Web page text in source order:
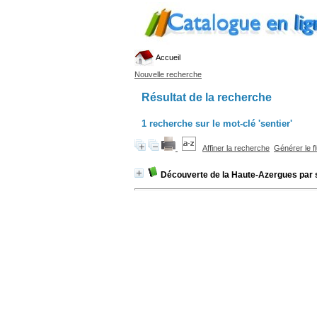
Accueil
Nouvelle recherche
Résultat de la recherche
1 recherche sur le mot-clé 'sentier'
Affiner la recherche Générer le
Découverte de la Haute-Azergues par